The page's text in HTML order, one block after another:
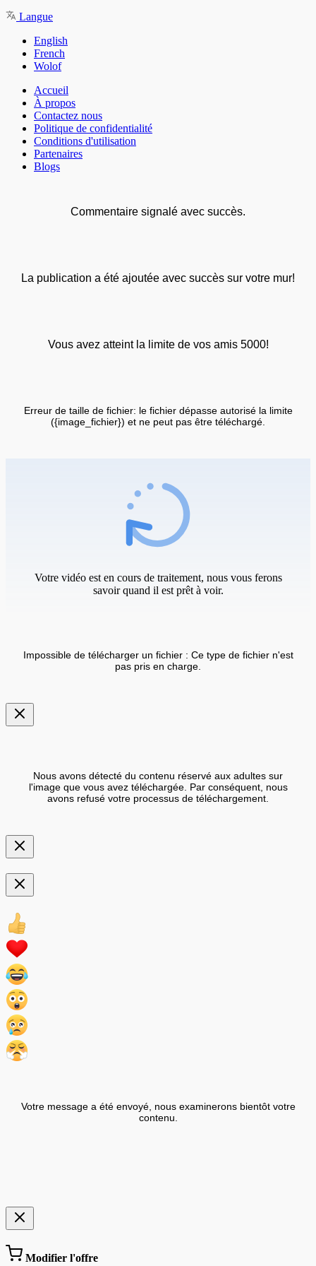
Langue
English
French
Wolof
Accueil
À propos
Contactez nous
Politique de confidentialité
Conditions d'utilisation
Partenaires
Blogs
Commentaire signalé avec succès.
La publication a été ajoutée avec succès sur votre mur!
Vous avez atteint la limite de vos amis 5000!
Erreur de taille de fichier: le fichier dépasse autorisé la limite
({image_fichier}) et ne peut pas être téléchargé.
Votre vidéo est en cours de traitement, nous vous ferons
savoir quand il est prêt à voir.
Impossible de télécharger un fichier : Ce type de fichier n'est
pas pris en charge.
Nous avons détecté du contenu réservé aux adultes sur
l'image que vous avez téléchargée. Par conséquent, nous
avons refusé votre processus de téléchargement.
Votre message a été envoyé, nous examinerons bientôt votre
contenu.
Modifier l'offre